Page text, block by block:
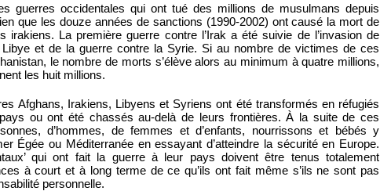
guerres occidentales qui ont tué des millions de musulmans depuis
que les douze années de sanctions (1990-2002) ont causé la mort de
irakiens. La première guerre contre l’Irak a été suivie de l’invasion de
et de la guerre contre la Syrie. Si au nombre de victimes de ces
le nombre de morts s’élève alors au minimum à quatre millions,
les huit millions.
Afghans, Irakiens, Libyens et Syriens ont été transformés en réfugiés
ou ont été chassés au-delà de leurs frontières. À la suite de ces
d’hommes, de femmes et d’enfants, nourrissons et bébés y
Égée ou Méditerranée en essayant d’atteindre la sécurité en Europe.
qui ont fait la guerre à leur pays doivent être tenus totalement
à court et à long terme de ce qu’ils ont fait même s’ils ne sont pas
personnelle.